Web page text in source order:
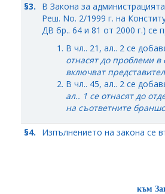
§3.
В Закона за
Реш. No. 2/1999 г. на
ДВ бр.. 64 и 81 от 2000 г.) се
В чл.. 21, ал.. 2 се
отнасят до проблеми
включват
В чл.. 45, ал.. 2 се
ал.. 1 се отнасят до
на съответните
§4. Изпълнението на закона се
към